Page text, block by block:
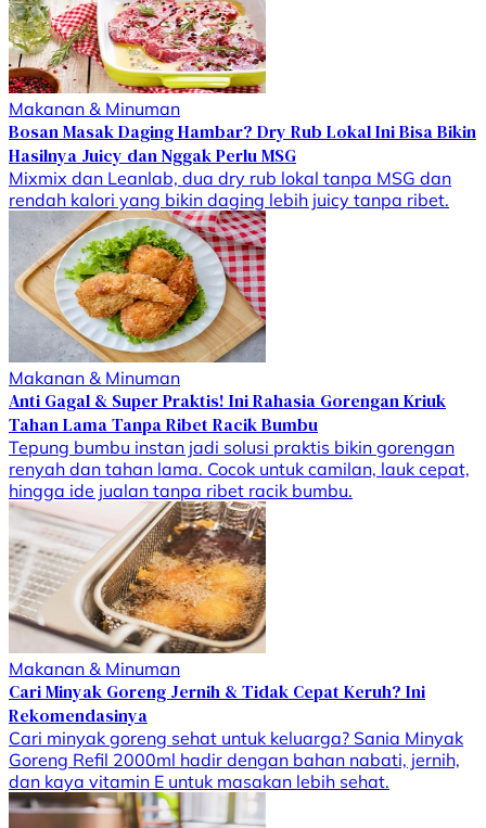
Makanan & Minuman
Bosan Masak Daging Hambar? Dry Rub Lokal Ini Bisa Bikin
Hasilnya Juicy dan Nggak Perlu MSG
Mixmix dan Leanlab, dua dry rub lokal tanpa MSG dan
rendah kalori yang bikin daging lebih juicy tanpa ribet.
Makanan & Minuman
Anti Gagal & Super Praktis! Ini Rahasia Gorengan Kriuk
Tahan Lama Tanpa Ribet Racik Bumbu
Tepung bumbu instan jadi solusi praktis bikin gorengan
renyah dan tahan lama. Cocok untuk camilan, lauk cepat,
hingga ide jualan tanpa ribet racik bumbu.
Makanan & Minuman
Cari Minyak Goreng Jernih & Tidak Cepat Keruh? Ini
Rekomendasinya
Cari minyak goreng sehat untuk keluarga? Sania Minyak
Goreng Refil 2000ml hadir dengan bahan nabati, jernih,
dan kaya vitamin E untuk masakan lebih sehat.